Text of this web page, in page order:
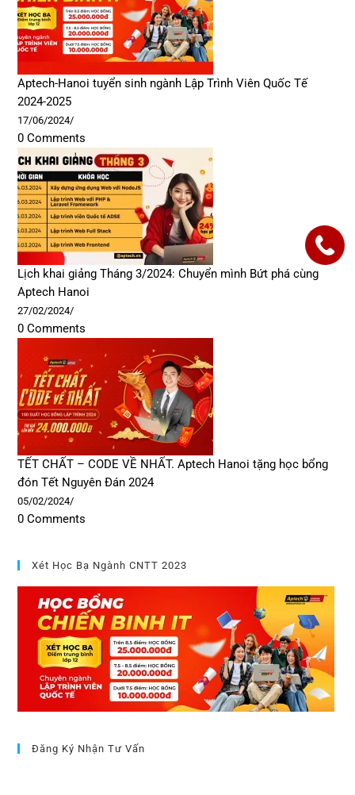
Aptech-Hanoi tuyển sinh ngành Lập Trình Viên Quốc Tế
2024-2025
17/06/2024/
0 Comments
Lịch khai giảng Tháng 3/2024: Chuyển mình Bứt phá cùng
Aptech Hanoi
27/02/2024/
0 Comments
TẾT CHẤT – CODE VỀ NHẤT. Aptech Hanoi tặng học bổng
đón Tết Nguyên Đán 2024
05/02/2024/
0 Comments
Xét Học Bạ Ngành CNTT 2023
Đăng Ký Nhận Tư Vấn